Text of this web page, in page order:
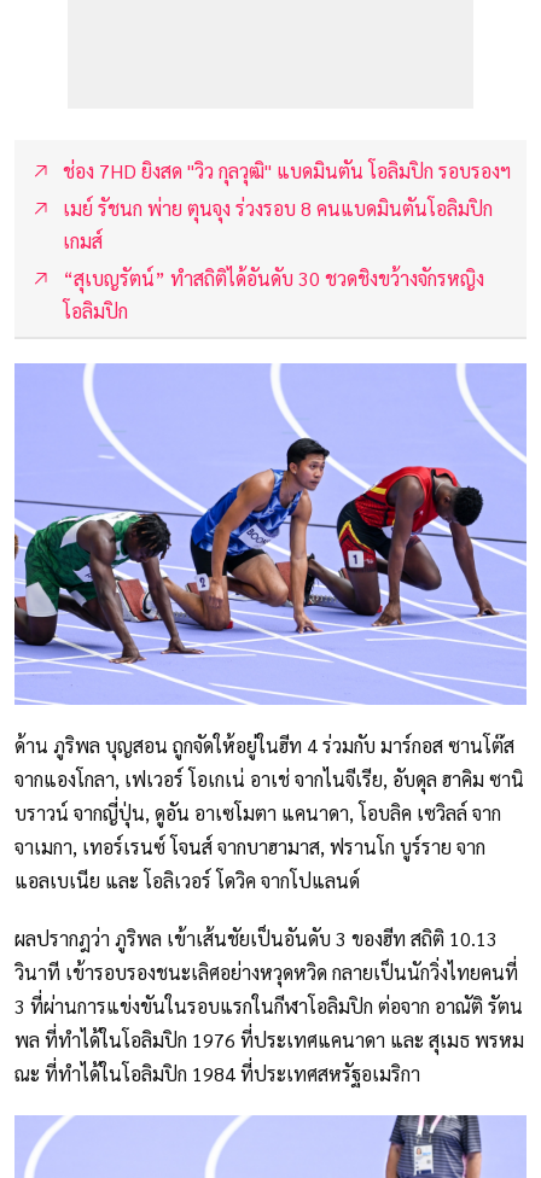
ช่อง 7HD ยิงสด "วิว กุลวุฒิ" แบดมินตัน โอลิมปิก รอบรองฯ
เมย์ รัชนก พ่าย ตุนจุง ร่วงรอบ 8 คนแบดมินตันโอลิมปิก
เกมส์
“สุเบญรัตน์” ทำสถิติได้อันดับ 30 ชวดชิงขว้างจักรหญิง
โอลิมปิก
ด้าน ภูริพล บุญสอน ถูกจัดให้อยู่ในฮีท 4 ร่วมกับ มาร์กอส ซานโต๊ส
จากแองโกลา, เฟเวอร์ โอเกเน่ อาเช่ จากไนจีเรีย, อับดุล ฮาคิม ซานิ
บราวน์ จากญี่ปุ่น, ดูอัน อาเซโมตา แคนาดา, โอบลิค เซวิลล์ จาก
จาเมกา, เทอร์เรนซ์ โจนส์ จากบาฮามาส, ฟรานโก บูร์ราย จาก
แอลเบเนีย และ โอลิเวอร์ โดวิค จากโปแลนด์
ผลปรากฎว่า ภูริพล เข้าเส้นชัยเป็นอันดับ 3 ของฮีท สถิติ 10.13
วินาที เข้ารอบรองชนะเลิศอย่างหวุดหวิด กลายเป็นนักวิ่งไทยคนที่
3 ที่ผ่านการแข่งขันในรอบแรกในกีฬาโอลิมปิก ต่อจาก อาณัติ รัตน
พล ที่ทำได้ในโอลิมปิก 1976 ที่ประเทศแคนาดา และ สุเมธ พรหม
ณะ ที่ทำได้ในโอลิมปิก 1984 ที่ประเทศสหรัฐอเมริกา